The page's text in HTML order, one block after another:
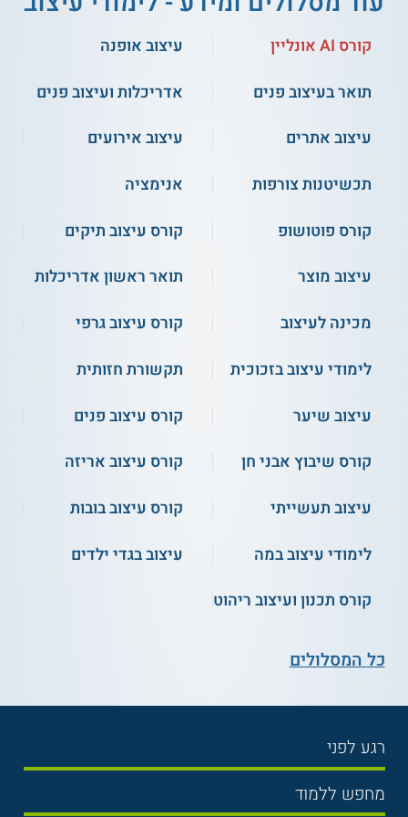
רוצה לעצב את העתיד שלך?
קורס AI אונליין
עיצוב אופנה
תואר בעיצוב פנים
אדריכלות ועיצוב פנים
עיצוב אתרים
עיצוב אירועים
תכשיטנות צורפות
אנימציה
קורס פוטושופ
קורס עיצוב תיקים
עיצוב מוצר
תואר ראשון אדריכלות
מכינה לעיצוב
קורס עיצוב גרפי
לימודי עיצוב בזכוכית
תקשורת חזותית
עיצוב שיער
קורס עיצוב פנים
קורס שיבוץ אבני חן
קורס עיצוב אריזה
עיצוב תעשייתי
קורס עיצוב בובות
לימודי עיצוב במה
עיצוב בגדי ילדים
קורס תכנון ועיצוב ריהוט
כל המסלולים
רגע לפני
בחירת לימודים
מחפש ללמוד